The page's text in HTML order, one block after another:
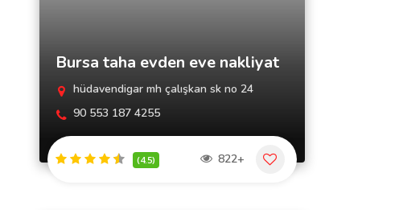
Bursa taha evden eve nakliyat
hüdavendigar mh çalışkan sk no 24
90 553 187 4255
(4.5) 822+